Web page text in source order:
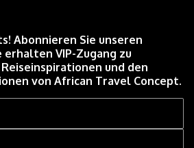
Abonnieren Sie unseren
VIP-Zugang zu
und den
von African Travel Concept.